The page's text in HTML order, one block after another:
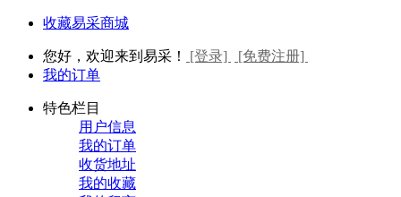
收藏易采商城
您好，欢迎来到易采！ [登录]
[免费注册]
我的订单
特色栏目
用户信息
我的订单
收货地址
我的收藏